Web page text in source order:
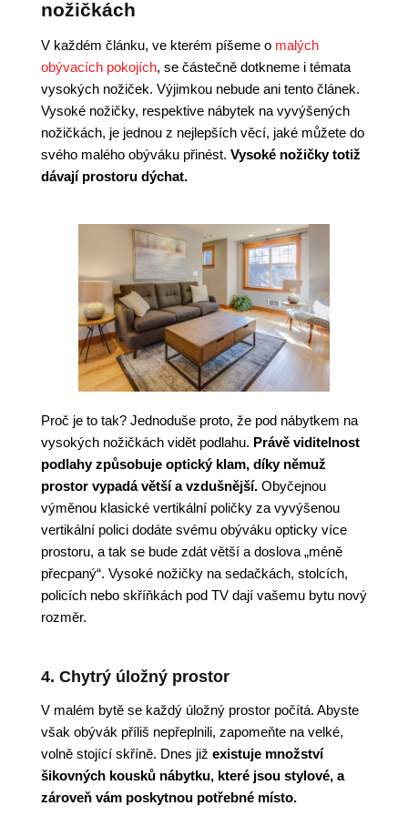
nožičkách
V každém článku, ve kterém píšeme o malých
obývacích pokojích, se částečně dotkneme i témata
vysokých nožiček. Výjimkou nebude ani tento článek.
Vysoké nožičky, respektive nábytek na vyvýšených
nožičkách, je jednou z nejlepších věcí, jaké můžete do
svého malého obýváku přinést. Vysoké nožičky totiž
dávají prostoru dýchat.
Proč je to tak? Jednoduše proto, že pod nábytkem na
vysokých nožičkách vidět podlahu. Právě viditelnost
podlahy způsobuje optický klam, díky němuž
prostor vypadá větší a vzdušnější. Obyčejnou
výměnou klasické vertikální poličky za vyvýšenou
vertikální polici dodáte svému obýváku opticky více
prostoru, a tak se bude zdát větší a doslova „méně
přecpaný“. Vysoké nožičky na sedačkách, stolcích,
policích nebo skříňkách pod TV dají vašemu bytu nový
rozměr.
4. Chytrý úložný prostor
V malém bytě se každý úložný prostor počítá. Abyste
však obývák příliš nepřeplnili, zapomeňte na velké,
volně stojící skříně. Dnes již existuje množství
šikovných kousků nábytku, které jsou stylové, a
zároveň vám poskytnou potřebné místo.